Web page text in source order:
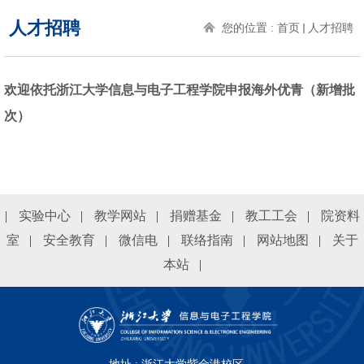
人才招聘 您的位置 : 首页 人才招聘
欢迎依托浙江大学信息与电子工程学院申报海外优青（新增批
次）
| 实验中心 | 教学网站 | 捐赠基金 | 教工工会 |
院资料
室
| 安全教育 | 微信电 | 联络指南 | 网站地图 |
关于
本站
|